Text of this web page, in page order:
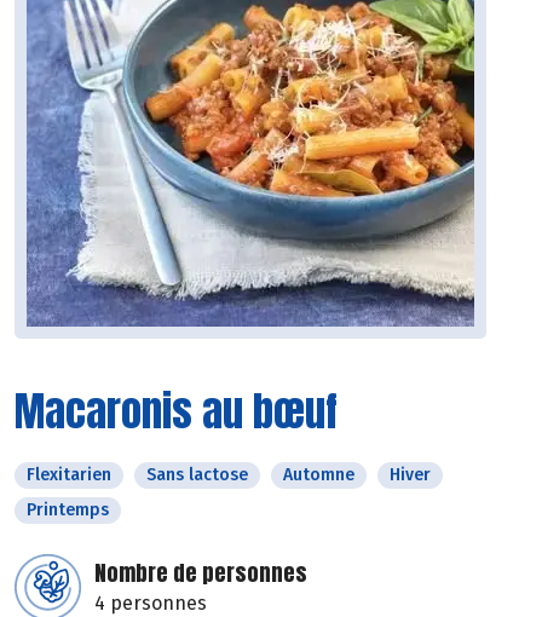
Macaronis au bœuf
Flexitarien Sans lactose Automne
Hiver
Printemps
Nombre de personnes
4 personnes